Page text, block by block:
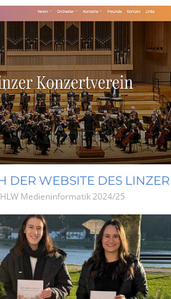
HLW Medieninformatik2024/25